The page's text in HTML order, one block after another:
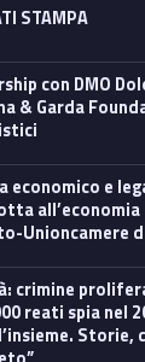
STAMPA
& Garda
all’economia
Unioncamere
reati spia nel
Storie,